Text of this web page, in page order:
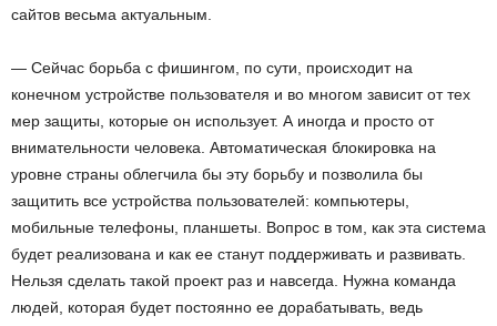
сайтов весьма актуальным.
— Сейчас борьба с фишингом, по сути, происходит на
конечном устройстве пользователя и во многом зависит от тех
мер защиты, которые он использует. А иногда и просто от
внимательности человека. Автоматическая блокировка на
уровне страны облегчила бы эту борьбу и позволила бы
защитить все устройства пользователей: компьютеры,
мобильные телефоны, планшеты. Вопрос в том, как эта система
будет реализована и как ее станут поддерживать и развивать.
Нельзя сделать такой проект раз и навсегда. Нужна команда
людей, которая будет постоянно ее дорабатывать, ведь